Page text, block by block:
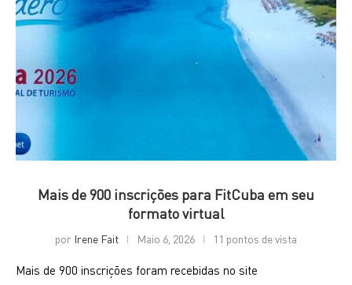
Mais de 900 inscrições para FitCuba em seu
formato virtual
por Irene Fait Maio 6, 2026 11 pontos de vista
Mais de 900 inscrições foram recebidas no site